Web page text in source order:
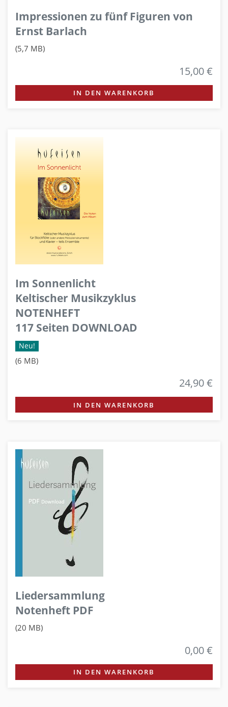
Impressionen zu fünf Figuren von
Ernst Barlach
(5,7 MB)
15,00 €
IN DEN WARENKORB
Im Sonnenlicht
Keltischer Musikzyklus
NOTENHEFT
117 Seiten DOWNLOAD
Neu!
(6 MB)
24,90 €
IN DEN WARENKORB
Liedersammlung
Notenheft PDF
(20 MB)
0,00 €
IN DEN WARENKORB